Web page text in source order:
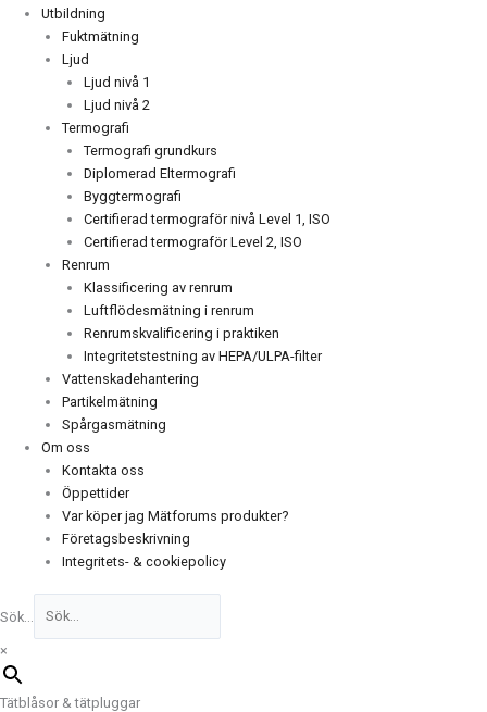
Utbildning
Fuktmätning
Ljud
Ljud nivå 1
Ljud nivå 2
Termografi
Termografi grundkurs
Diplomerad Eltermografi
Byggtermografi
Certifierad termograför nivå Level 1, ISO
Certifierad termograför Level 2, ISO
Renrum
Klassificering av renrum
Luftflödesmätning i renrum
Renrumskvalificering i praktiken
Integritetstestning av HEPA/ULPA-filter
Vattenskadehantering
Partikelmätning
Spårgasmätning
Om oss
Kontakta oss
Öppettider
Var köper jag Mätforums produkter?
Företagsbeskrivning
Integritets- & cookiepolicy
Sök...
×
Tätblåsor & tätpluggar